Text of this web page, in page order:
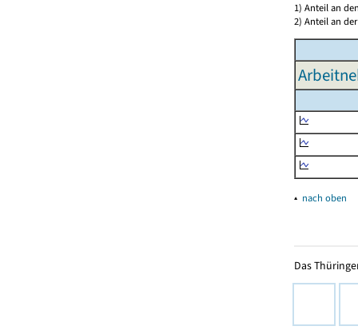
1) Anteil an
2) Anteil an
▴ nach oben
Das